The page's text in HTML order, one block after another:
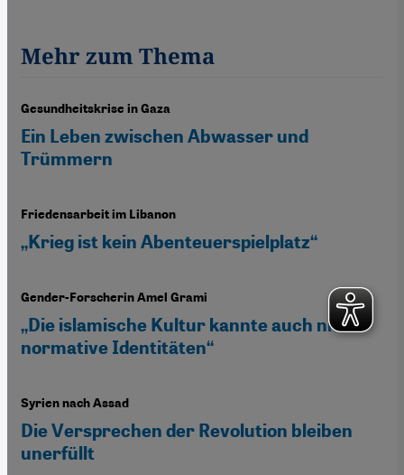
Mehr zum Thema
Gesundheitskrise in Gaza
Ein Leben zwischen Abwasser und
Trümmern
Friedensarbeit im Libanon
„Krieg ist kein Abenteuerspielplatz“
Gender-Forscherin Amel Grami
„Die islamische Kultur kannte auch nicht-
normative Identitäten“
Syrien nach Assad
Die Versprechen der Revolution bleiben
unerfüllt